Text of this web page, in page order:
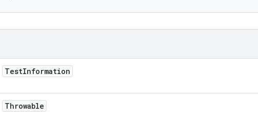
TestInformation
Throwable